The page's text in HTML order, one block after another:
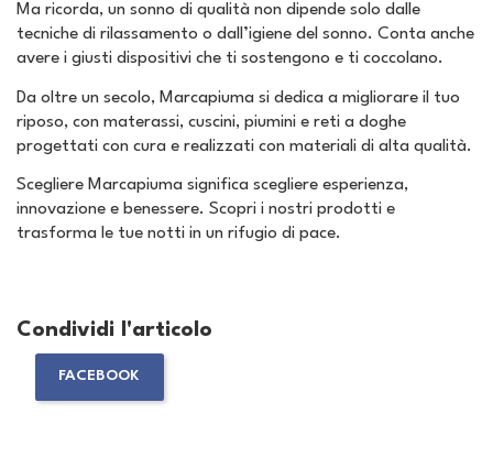
Ma ricorda, un sonno di qualità non dipende solo dalle
tecniche di rilassamento o dall’igiene del sonno. Conta anche
avere i giusti dispositivi che ti sostengono e ti coccolano.
Da oltre un secolo, Marcapiuma si dedica a migliorare il tuo
riposo, con materassi, cuscini, piumini e reti a doghe
progettati con cura e realizzati con materiali di alta qualità.
Scegliere Marcapiuma significa scegliere esperienza,
innovazione e benessere. Scopri i nostri prodotti e
trasforma le tue notti in un rifugio di pace.
Condividi l'articolo
FACEBOOK